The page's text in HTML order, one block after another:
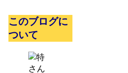
このブログに
ついて